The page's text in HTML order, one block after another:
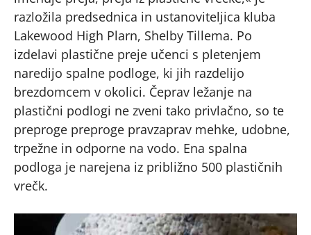
razložila predsednica in ustanoviteljica kluba
Lakewood High Plarn, Shelby Tillema. Po
izdelavi plastične preje učenci s pletenjem
naredijo spalne podloge, ki jih razdelijo
brezdomcem v okolici. Čeprav ležanje na
plastični podlogi ne zveni tako privlačno, so te
preproge preproge pravzaprav mehke, udobne,
trpežne in odporne na vodo. Ena spalna
podloga je narejena iz približno 500 plastičnih
vrečk.